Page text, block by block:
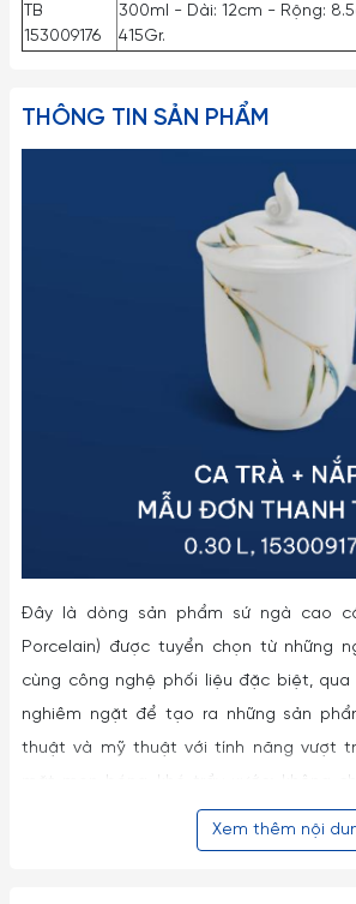
TB
153009176
300ml - Dài: 12cm - Rộng:
415Gr.
THÔNG TIN SẢN PHẨM
Đây là dòng sản phẩm sứ ngà cao
Porcelain) được tuyển chọn từ những
cùng công nghệ phối liệu đặc biệt, qua
nghiêm ngặt để tạo ra những sản
thuật và mỹ thuật với tính năng vượt
nên an toàn cho sức khỏe; đặc biệt
trong lò vi sóng, máy rửa chén và lò
Xem thêm nội